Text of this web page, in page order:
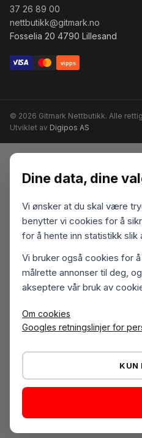
37 26 89 00
nettbutikk@gitmark.no
Fosselia 20 4790 Lillesand
vipps
© 2026 Gitmark Nettbutikk. Alle
Utviklet av Digipos AS
Dine data, dine
Vi ønsker at du skal være
benytter vi cookies for å
for å hente inn statistikk slik
Vi bruker også cookies for
målrette annonser til deg,
akseptere vår bruk av
Om cookies
Googles retningslinjer for
KUN